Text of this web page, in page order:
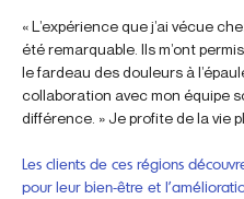
« L’expérience que j’ai vécue
été remarquable. Ils m’ont
le fardeau des douleurs à
collaboration avec mon équipe
différence. » Je profite de la vie
Les clients de ces régions
pour leur bien-être et